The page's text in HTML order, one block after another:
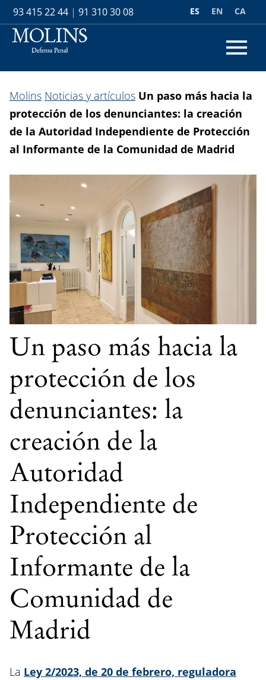
93 415 22 44 | 91 310 30 08 CA
EN
ES
Molins Noticias y artículos Un paso más hacia la
protección de los denunciantes: la creación
de la Autoridad Independiente de Protección
al Informante de la Comunidad de Madrid
Un paso más hacia la
protección de los
denunciantes: la
creación de la
Autoridad
Independiente de
Protección al
Informante de la
Comunidad de
Madrid
La Ley 2/2023, de 20 de febrero, reguladora